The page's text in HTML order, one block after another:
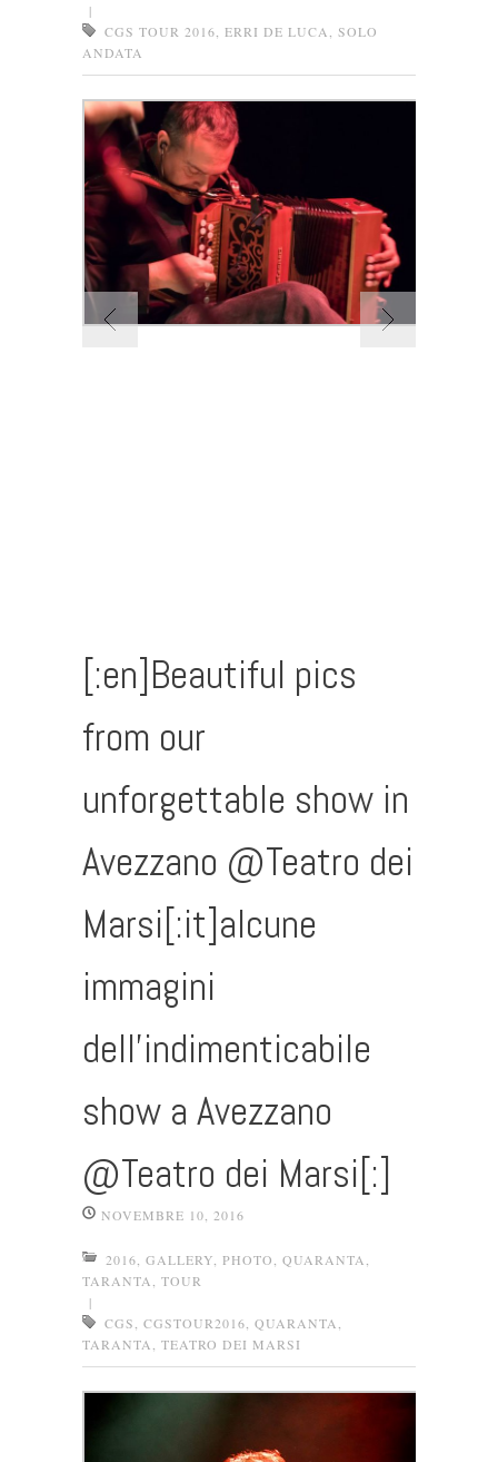
|
CGS TOUR 2016, ERRI DE LUCA, SOLO
ANDATA
[:en]Beautiful pics
from our
unforgettable show in
Avezzano @Teatro dei
Marsi[:it]alcune
immagini
dell’indimenticabile
show a Avezzano
@Teatro dei Marsi[:]
NOVEMBRE 10, 2016
2016, GALLERY, PHOTO, QUARANTA,
TARANTA, TOUR
|
CGS, CGSTOUR2016, QUARANTA,
TARANTA, TEATRO DEI MARSI